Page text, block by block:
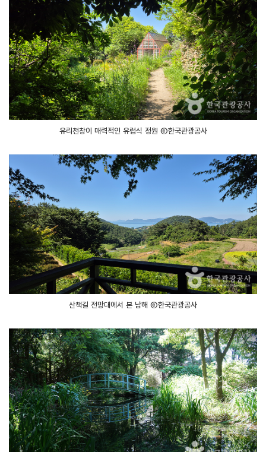
유리천창이 매력적인 유럽식 정원 ⓒ한국관광공사
산책길 전망대에서 본 남해 ⓒ한국관광공사